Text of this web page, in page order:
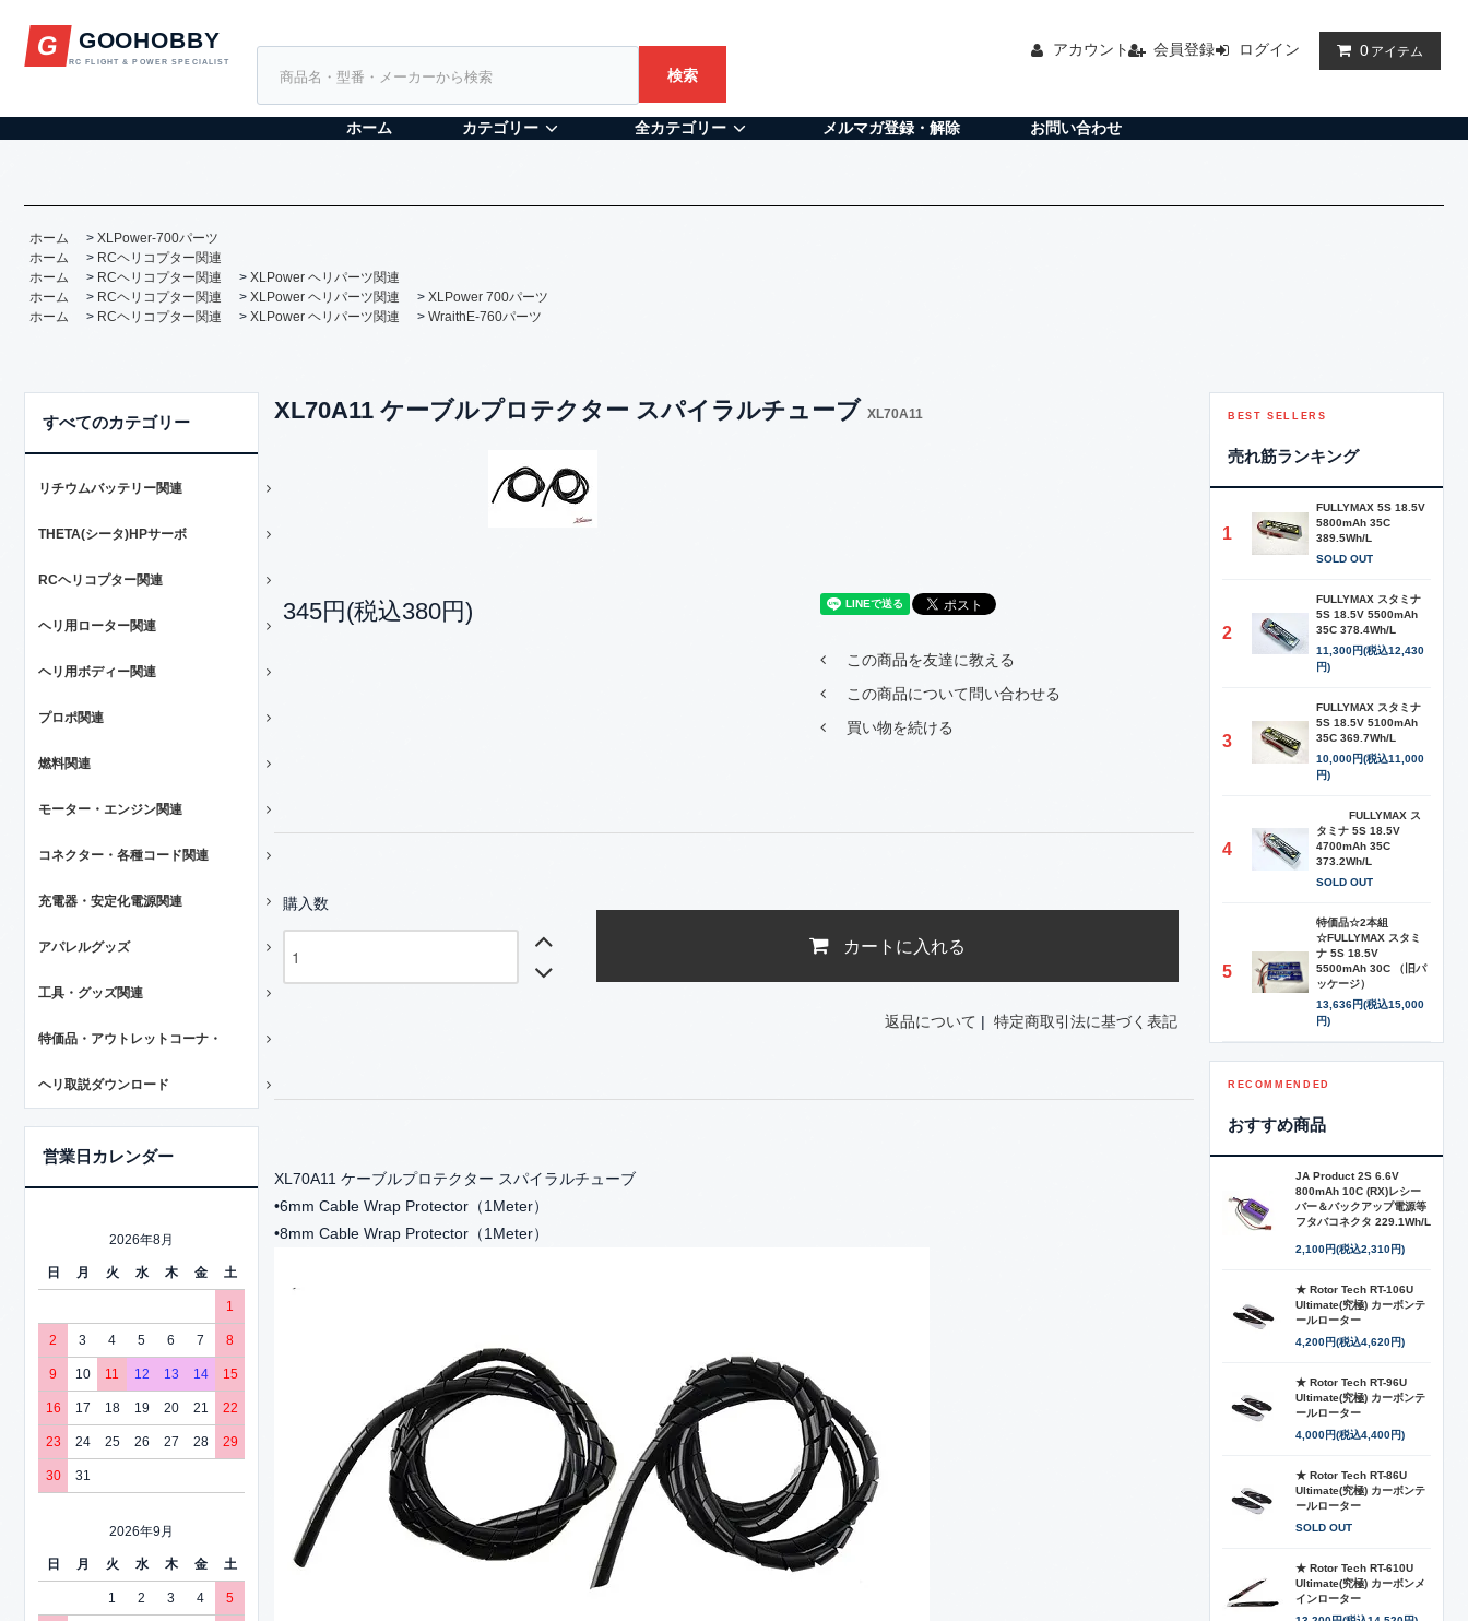
検索
アカウント 会員登録 ログイン 0 アイテム
G GOOHOBBY
RC FLIGHT & POWER SPECIALIST
ホーム カテゴリー 全カテゴリー メルマガ登録・解除 お問い合わせ
ホーム > XLPower-700パーツ
ホーム
> RCヘリコプター関連
ホーム
> RCヘリコプター関連 > XLPower ヘリパーツ関連
ホーム
> RCヘリコプター関連 > XLPower ヘリパーツ関連 > XLPower 700パーツ
ホーム
> RCヘリコプター関連 > XLPower ヘリパーツ関連 > WraithE-760パーツ
すべてのカテゴリー
リチウムバッテリー関連
THETA(シータ)HPサーボ
RCヘリコプター関連
ヘリ用ローター関連
ヘリ用ボディー関連
プロポ関連
燃料関連
モーター・エンジン関連
コネクター・各種コード関連
充電器・安定化電源関連
アパレルグッズ
工具・グッズ関連
特価品・アウトレットコーナ・
ヘリ取説ダウンロード
営業日カレンダー
2026年8月
日 月 火 水 木 金 土
1
2 3 4 5 6 7 8
9 10 11 12 13 14 15
16 17 18 19 20 21 22
23 24 25 26 27 28 29
30 31
2026年9月
日 月 火 水 木 金 土
1 2 3 4 5
XL70A11 ケーブルプロテクター スパイラルチューブ XL70A11
345円(税込380円)
この商品を友達に教える
この商品について問い合わせる
買い物を続ける
購入数
カートに入れる
返品について | 特定商取引法に基づく表記
XL70A11 ケーブルプロテクター スパイラルチューブ
•6mm Cable Wrap Protector（1Meter）
•8mm Cable Wrap Protector（1Meter）
BEST SELLERS
売れ筋ランキング
1
FULLYMAX 5S 18.5V
5800mAh 35C
389.5Wh/L
SOLD OUT
2
FULLYMAX スタミナ
5S 18.5V 5500mAh
35C 378.4Wh/L
11,300円(税込12,430
円)
3
FULLYMAX スタミナ
5S 18.5V 5100mAh
35C 369.7Wh/L
10,000円(税込11,000
円)
4
FULLYMAX ス
タミナ 5S 18.5V
4700mAh 35C
373.2Wh/L
SOLD OUT
5
特価品☆2本組
☆FULLYMAX スタミ
ナ 5S 18.5V
5500mAh 30C （旧パ
ッケージ）
13,636円(税込15,000
円)
RECOMMENDED
おすすめ商品
JA Product 2S 6.6V
800mAh 10C (RX)レシー
バー＆バックアップ電源等
フタバコネクタ 229.1Wh/L
2,100円(税込2,310円)
★ Rotor Tech RT-106U
Ultimate(究極) カーボンテ
ールローター
4,200円(税込4,620円)
★ Rotor Tech RT-96U
Ultimate(究極) カーボンテ
ールローター
4,000円(税込4,400円)
★ Rotor Tech RT-86U
Ultimate(究極) カーボンテ
ールローター
SOLD OUT
★ Rotor Tech RT-610U
Ultimate(究極) カーボンメ
インローター